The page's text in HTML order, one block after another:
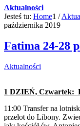
Aktualności
Jesteś tu: Home1 /
października 2019
Fatima 24-28
Aktualności
1 DZIEŃ, Czwartek:
11:00 Transfer na
przelot do Libony.